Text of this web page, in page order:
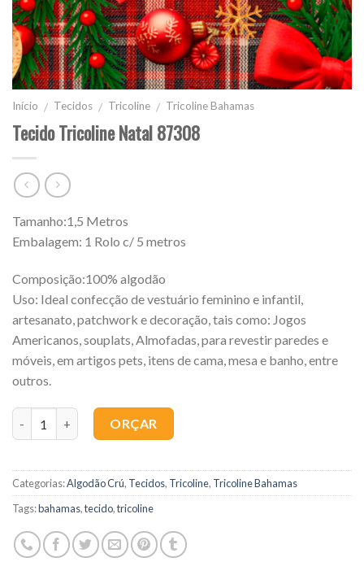
Início / Tecidos / Tricoline / Tricoline Bahamas
Tecido Tricoline Natal 87308
Tamanho:1,5 Metros
Embalagem: 1 Rolo c/ 5 metros
Composição:100% algodão
Uso: Ideal confecção de vestuário feminino e infantil,
artesanato, patchwork e decoração, tais como: Jogos
Americanos, souplats, Almofadas, para revestir paredes e
móveis, em artigos pets, itens de cama, mesa e banho, entre
outros.
ORÇAR
Categorias:Algodão Crú, Tecidos, Tricoline, Tricoline Bahamas
Tags:bahamas,tecido,tricoline